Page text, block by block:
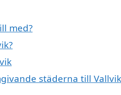
med?
städerna till Vallvik